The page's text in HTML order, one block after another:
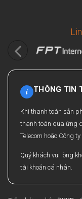
i THÔNG TIN
Khi thanh toán sản
thanh toán qua ứng
Telecom hoặc Công
Quý khách vui lòng
tài khoản cá nhân.